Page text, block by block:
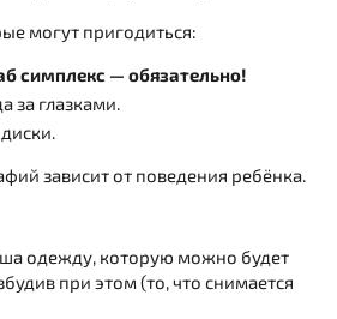
могут пригодиться:
симплекс — обязательно!
за глазками.
зависит от поведения ребёнка.
одежду, которую можно будет
при этом (то, что снимается